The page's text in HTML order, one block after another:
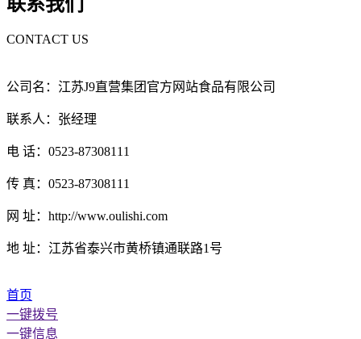
CONTACT US
公司名：江苏J9直营集团官方网站食品有限公司
联系人：张经理
电 话：0523-87308111
传 真：0523-87308111
网 址：http://www.oulishi.com
地 址：江苏省泰兴市黄桥镇通联路1号
首页
一键拨号
一键信息